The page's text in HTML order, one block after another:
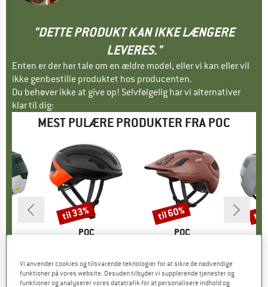
"DETTE PRODUKT KAN IKKE LÆNGERE
LEVERES."
Enten er der her tale om en ældre model, eller vi kan eller vil
ikke genbestille produktet hos producenten.
Du behøver ikke at give op! Selvfølgelig har vi alternativer
klar til dig:
MEST PULÆRE PRODUKTER FRA POC
pris
€
2
MÆRKE
POC
Pris
189,95 € Nedsat pris
fra127,27 €
+9
Rabat
til 33%
MÆRKE
POC
Pris
159,95 € Nedsat pris
fra 63,98 €
Rabat
til 60% til
Vi anvender cookies og tilsvarende teknologier for at sikre de nødvendige
funktioner på vores website. Desuden tilbyder vi supplerende tjenester og
funktioner og analyserer vores datatrafik for at personalisere indhold og